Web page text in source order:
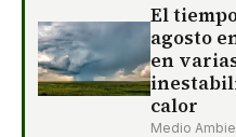
El
agosto
en
calor
Medio